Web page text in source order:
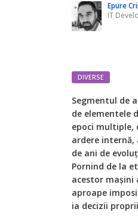
Epure
IT
DIVERSE
Segmentul de
de elementele
epoci multiple,
ardere internă,
de ani de
Pornind de la
acestor
aproape
ia decizii